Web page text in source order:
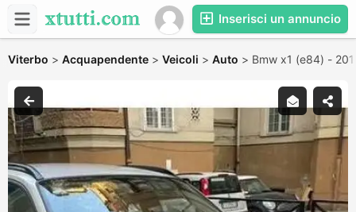
Inserisci un annuncio
Viterbo > Acquapendente > Veicoli > Auto > Bmw x1 (e84) -